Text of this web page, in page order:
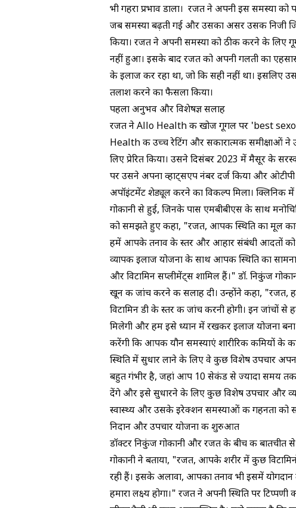
भी गहरा प्रभाव डाला। रजत ने अपनी इस समस्या
जब समस्या बढ़ती गई और उसका असर उसकी निजी
किया। रजत ने अपनी समस्या को ठीक करने के लिए
नहीं हुआ। इसके बाद रजत को अपनी गलती का
के इलाज कर रहा था, जो कि सही नहीं था। इसलिए
तलाश करने का फैसला किया।
पहला अनुभव और विशेषज्ञ सलाह
रजत ने Allo Health की खोज गूगल पर 'best
Healthकी उच्च रेटिंग और सकारात्मक समीक्षाओं
लिए प्रेरित किया। उसने दिसंबर 2023 मेंमैसूर के
पर उसने अपना व्हाट्सएप नंबर दर्ज किया और
अपॉइंटमेंट शेड्यूल करने का विकल्प मिला। क्लिनिक
गोकानीसे हुई, जिनके पास एमबीबीएस के साथ
को समझते हुए कहा, "रजत, आपकी स्थिति का मूल
हमें आपके तनाव के स्तर और आहार संबंधी आदतों
व्यापक इलाज योजना के साथ आपकी स्थिति का
और विटामिन सप्लीमेंट्स शामिल हैं।" डॉ. निकुंज
खून की जांच करने की सलाह दी। उन्होंने कहा, "रजत,
विटामिन डी के स्तर की जांच करनी होगी। इन
मिलेगी और हम इसे ध्यान में रखकर इलाज योजना
करेंगी कि आपकी यौन समस्याएं शारीरिक कमियों के
स्थिति में सुधार लाने के लिए वे कुछ विशेष उपचार
बहुत गंभीर है, जहां आप 10 सेकंड से ज्यादा समय
देंगे और इसे सुधारने के लिए कुछ विशेष उपचार और
स्वास्थ्य और उसके इरेक्शन समस्याओं की गहनता को
निदान और उपचार योजना की शुरुआत
डॉक्टर निकुंज गोकानी और रजत के बीच की बातचीत
गोकानी ने बताया, "रजत, आपके शरीर में कुछ
रही हैं। इसके अलावा, आपका तनाव भी इसमें
हमारा लक्ष्य होगा।" रजत ने अपनी स्थिति पर